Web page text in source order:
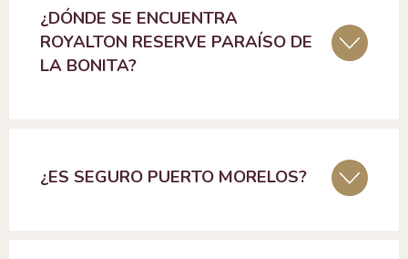
¿DÓNDE SE ENCUENTRA
ROYALTON RESERVE PARAÍSO DE
LA BONITA?
¿ES SEGURO PUERTO MORELOS?